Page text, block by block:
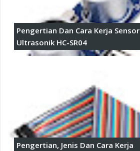
Pengertian Dan Cara Kerja Sensor
Ultrasonik HC-SR04
Pengertian, Jenis Dan Cara Kerja